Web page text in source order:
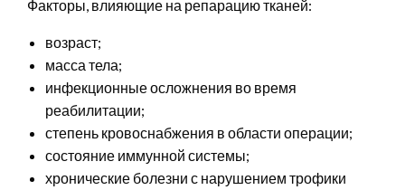
Факторы, влияющие на репарацию тканей:
возраст;
масса тела;
инфекционные осложнения во время
реабилитации;
степень кровоснабжения в области операции;
состояние иммунной системы;
хронические болезни с нарушением трофики